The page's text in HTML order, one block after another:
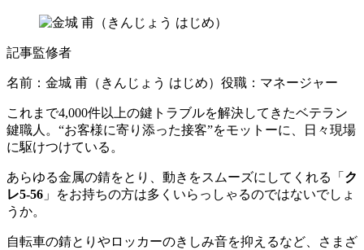
記事監修者
名前：金城 甫 （きんじょう はじめ） 役職：マネージャー
これまで4,000件以上の鍵トラブルを解決してきたベテラン
鍵職人。“お客様に寄り添った接客”をモットーに、日々現場
に駆けつけている。
あらゆる金属の錆をとり、動きをスムーズにしてくれる「 ク
レ5-56 」をお持ちの方は多くいらっしゃるのではないでしょ
うか。
自転車の錆とりやロッカーのきしみ音を抑えるなど、さまざ